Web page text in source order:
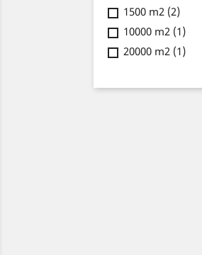
1500 m2 (2)
10000 m2 (1)
20000 m2 (1)